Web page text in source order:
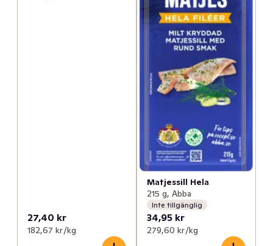
27,40 kr
182,67 kr /kg
Matjessill Hela
215 g, Abba
Inte tillgänglig
34,95 kr
279,60 kr /kg